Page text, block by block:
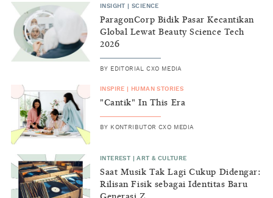
INSIGHT |SCIENCE
ParagonCorp Bidik Pasar Kecantikan
Global Lewat Beauty Science Tech
2026
BY EDITORIAL CXO MEDIA
INSPIRE HUMAN STORIES
"Cantik" In This Era
BY KONTRIBUTOR CXO MEDIA
INTEREST |ART & CULTURE
Saat Musik Tak Lagi Cukup Didengar:
Rilisan Fisik sebagai Identitas Baru